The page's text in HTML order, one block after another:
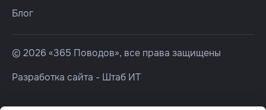
Блог
© 2026 «365 Поводов», все права защищены
Разработка сайта - Штаб ИТ